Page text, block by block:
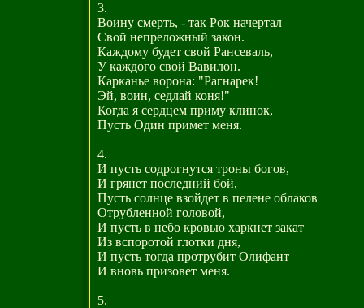
3.
Воину смерть, - так Рок начертал
Свой непреложный закон.
Каждому будет свой Рансеваль,
У каждого свой Вавилон.
Карканье ворона: "Рагнарек!
Эй, воин, седлай коня!"
Когда я сердцем приму клинок,
Пусть Один примет меня.
4.
И пусть содрогнутся троны богов,
И грянет последний бой,
Пусть солнце взойдет в пелене облаков
Отрубленной головой,
И пусть в небо кровью харкнет закат
Из вспоротой глотки дня,
И пусть тогда протрубит Олифант
И вновь призовет меня.
5.